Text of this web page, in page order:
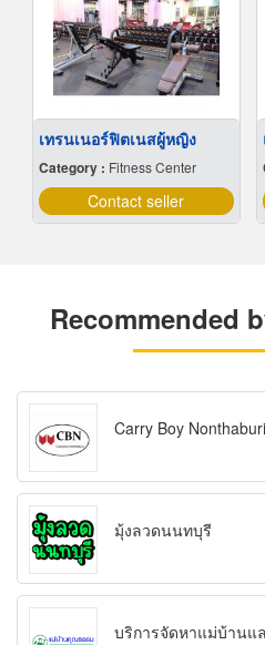
เทรนเนอร์ฟิตเนสผู้หญิง
Category : Fitness Center
Contact seller
Recommended
Carry Boy Nonthaburi
มุ้งลวดนนทบุรี
บริการจัดหาแม่บ้านแ